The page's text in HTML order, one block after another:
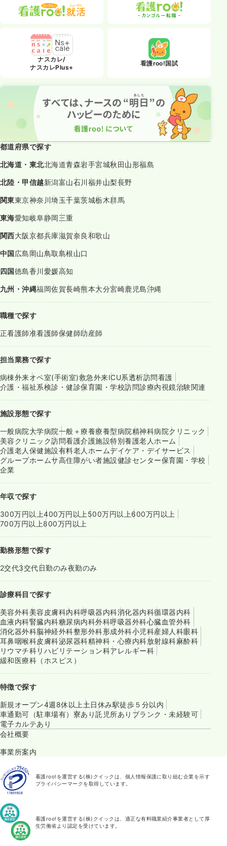
ナスカレ/
ナスカレPlus+
看護roo!国試
都道府県で探す
北海道・東北北海道青森岩手宮城秋田山形福島
北陸・甲信越新潟富山石川福井山梨長野
関東東京神奈川埼玉千葉茨城栃木群馬
東海愛知岐阜静岡三重
関西大阪京都兵庫滋賀奈良和歌山
中国広島岡山鳥取島根山口
四国徳島香川愛媛高知
九州・沖縄福岡佐賀長崎熊本大分宮崎鹿児島沖縄
職種で探す
正看護師准看護師保健師助産師
担当業務で探す
病棟外来オペ室(手術室)救急外来ICU系透析訪問看護
介護・福祉系検診・健診保育園・学校訪問診療内視鏡治験関連
施設形態で探す
一般病院大学病院一般＋療養療養型病院精神科病院クリニック
美容クリニック訪問看護介護施設特別養護老人ホーム
介護老人保健施設有料老人ホームデイケア・デイサービス
グループホームサ高住障がい者施設健診センター保育園・学校
企業
年収で探す
300万円以上400万円以上 500万円以上600万円以上
700万円以上800万円以上
勤務形態で探す
2交代3交代日勤のみ夜勤のみ
診療科目で探す
美容外科美容皮膚科内科呼吸器内科消化器内科循環器内科
血液内科腎臓内科糖尿病内科外科呼吸器外科心臓血管外科
消化器外科脳神経外科整形外科形成外科小児科産婦人科眼科
耳鼻咽喉科皮膚科泌尿器科精神科・心療内科放射線科麻酔科
リウマチ科リハビリテーション科アレルギー科
緩和医療科（ホスピス）
特徴で探す
新規オープン4週8休以上 土日休み駅徒歩５分以内
車通勤可（駐車場有） 寮あり託児所あり ブランク・未経験可
電子カルテあり
会社概要
事業所案内
看護roo!を運営する(株)クイックは、個人情報保護に取り組む企業を示す
プライバシーマークを取得しています。
看護roo!を運営する(株)クイックは、適正な有料職業紹介事業者として厚
生労働省より認定を受けています。